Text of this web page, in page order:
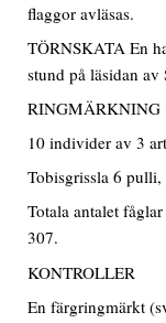
flaggor avläsas.
TÖRNSKATA En
stund på läsidan av
RINGMÄRKNING
10 individer av 3
Tobisgrissla 6 pulli,
Totala antalet
307.
KONTROLLER
En färgringmärkt